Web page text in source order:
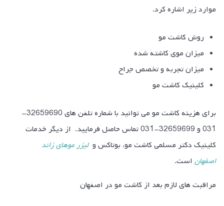
موارد زیر اشاره کرد.
روش کاشت مو
میزان موی کاشته شده
میزان تجربه و تخصص جراح
کلینیک کاشت مو
برای هزینه کاشت مو می توانید با شماره تلفن های
32659690-
031 و 32659699-031
تماس حاصل فرمایید. از دیگر خدمات
کلینیک دکتر مسلمی کاشت مو، بوتاکس ولیزر موهای زائد
اصفهان است.
مراقبت های لازم بعد از کاشت مو در اصفهان